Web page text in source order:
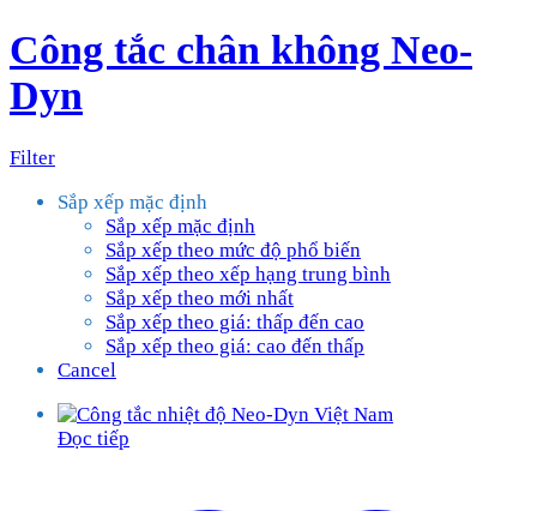
Công tắc chân không Neo-
Dyn
Filter
Sắp xếp mặc định
Sắp xếp mặc định
Sắp xếp theo mức độ phổ biến
Sắp xếp theo xếp hạng trung bình
Sắp xếp theo mới nhất
Sắp xếp theo giá: thấp đến cao
Sắp xếp theo giá: cao đến thấp
Cancel
Đọc tiếp